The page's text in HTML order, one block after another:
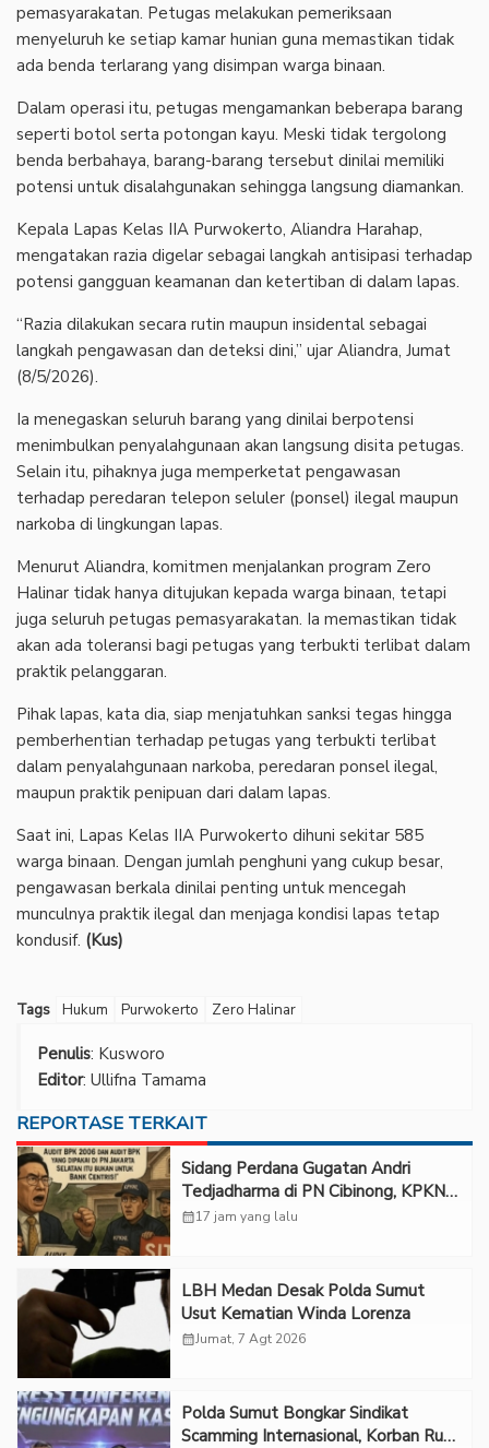
pemasyarakatan. Petugas melakukan pemeriksaan
menyeluruh ke setiap kamar hunian guna memastikan tidak
ada benda terlarang yang disimpan warga binaan.
‎Dalam operasi itu, petugas mengamankan beberapa barang
seperti botol serta potongan kayu. Meski tidak tergolong
benda berbahaya, barang-barang tersebut dinilai memiliki
potensi untuk disalahgunakan sehingga langsung diamankan.
‎Kepala Lapas Kelas IIA Purwokerto, Aliandra Harahap,
mengatakan razia digelar sebagai langkah antisipasi terhadap
potensi gangguan keamanan dan ketertiban di dalam lapas.
‎“Razia dilakukan secara rutin maupun insidental sebagai
langkah pengawasan dan deteksi dini,” ujar Aliandra, Jumat
(8/5/2026).
‎Ia menegaskan seluruh barang yang dinilai berpotensi
menimbulkan penyalahgunaan akan langsung disita petugas.
Selain itu, pihaknya juga memperketat pengawasan
terhadap peredaran telepon seluler (ponsel) ilegal maupun
narkoba di lingkungan lapas.
‎Menurut Aliandra, komitmen menjalankan program Zero
Halinar tidak hanya ditujukan kepada warga binaan, tetapi
juga seluruh petugas pemasyarakatan. Ia memastikan tidak
akan ada toleransi bagi petugas yang terbukti terlibat dalam
praktik pelanggaran.
‎Pihak lapas, kata dia, siap menjatuhkan sanksi tegas hingga
pemberhentian terhadap petugas yang terbukti terlibat
dalam penyalahgunaan narkoba, peredaran ponsel ilegal,
maupun praktik penipuan dari dalam lapas.
‎Saat ini, Lapas Kelas IIA Purwokerto dihuni sekitar 585
warga binaan. Dengan jumlah penghuni yang cukup besar,
pengawasan berkala dinilai penting untuk mencegah
munculnya praktik ilegal dan menjaga kondisi lapas tetap
kondusif. (Kus)
Tags Hukum Purwokerto Zero Halinar
Penulis: Kusworo
Editor: Ullifna Tamama
REPORTASE TERKAIT
Sidang Perdana Gugatan Andri
Tedjadharma di PN Cibinong, KPKNL
dan PUPN Mangkir
calendar_month17 jam yang lalu
LBH Medan Desak Polda Sumut
Usut Kematian Winda Lorenza
calendar_monthJumat, 7 Agt 2026
Polda Sumut Bongkar Sindikat
Scamming Internasional, Korban Rugi